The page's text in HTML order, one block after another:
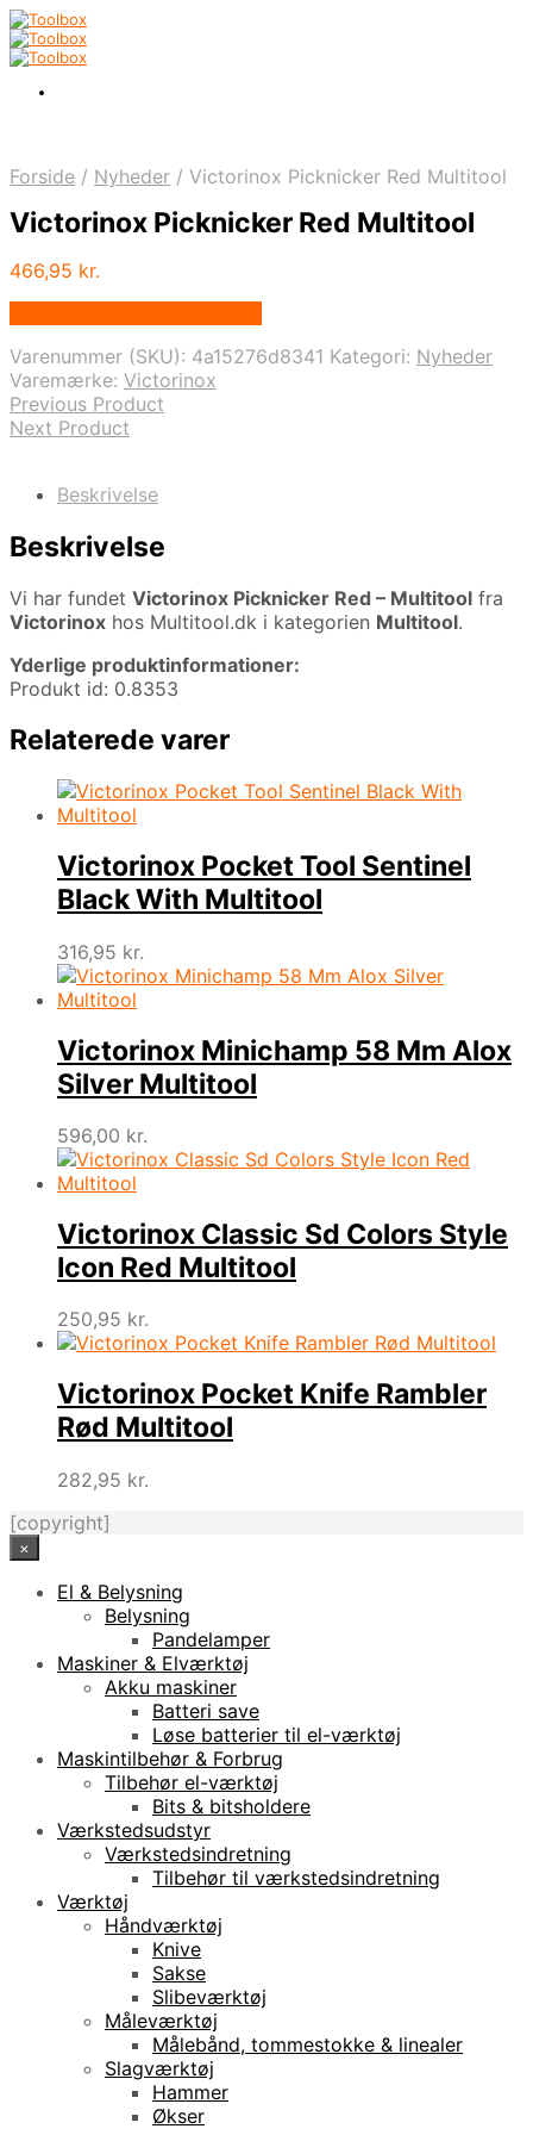
Forside / Nyheder / Victorinox Picknicker Red Multitool
Victorinox Picknicker Red Multitool
466,95 kr.
Varenummer (SKU): 4a15276d8341 Kategori: Nyheder
Varemærke: Victorinox
Previous Product
Next Product
Beskrivelse
Beskrivelse
Vi har fundet Victorinox Picknicker Red – Multitool fra
Victorinox hos Multitool.dk i kategorien Multitool.
Yderlige produktinformationer:
Produkt id: 0.8353
Relaterede varer
Victorinox Pocket Tool Sentinel
Black With Multitool
316,95 kr.
Victorinox Minichamp 58 Mm Alox
Silver Multitool
596,00 kr.
Victorinox Classic Sd Colors Style
Icon Red Multitool
250,95 kr.
Victorinox Pocket Knife Rambler
Rød Multitool
282,95 kr.
[copyright]
×
El & Belysning
Belysning
Pandelamper
Maskiner & Elværktøj
Akku maskiner
Batteri save
Løse batterier til el-værktøj
Maskintilbehør & Forbrug
Tilbehør el-værktøj
Bits & bitsholdere
Værkstedsudstyr
Værkstedsindretning
Tilbehør til værkstedsindretning
Værktøj
Håndværktøj
Knive
Sakse
Slibeværktøj
Måleværktøj
Målebånd, tommestokke & linealer
Slagværktøj
Hammer
Økser